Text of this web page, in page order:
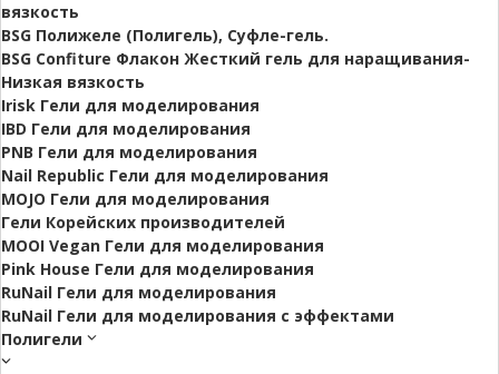
вязкость
BSG Полижеле (Полигель), Суфле-гель.
BSG Confiture Флакон Жесткий гель для наращивания-
Низкая вязкость
Irisk Гели для моделирования
IBD Гели для моделирования
PNB Гели для моделирования
Nail Republic Гели для моделирования
MOJO Гели для моделирования
Гели Корейских производителей
MOOI Vegan Гели для моделирования
Pink House Гели для моделирования
RuNail Гели для моделирования
RuNail Гели для моделирования с эффектами
Полигели